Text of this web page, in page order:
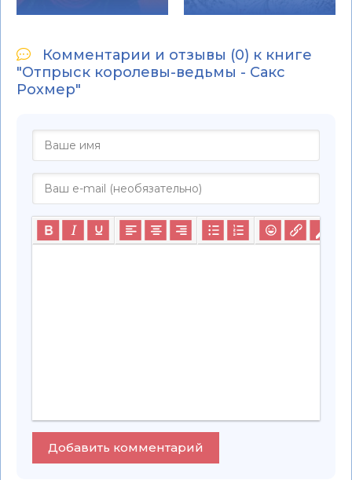
Комментарии и отзывы (0) к книге
"Отпрыск королевы-ведьмы - Сакс
Рохмер"
Добавить комментарий